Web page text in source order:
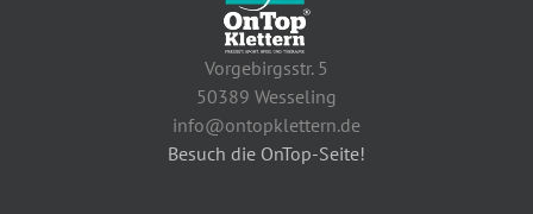
Vorgebirgsstr. 5
50389 Wesseling
info@ontopklettern.de
Besuch die OnTop-Seite!